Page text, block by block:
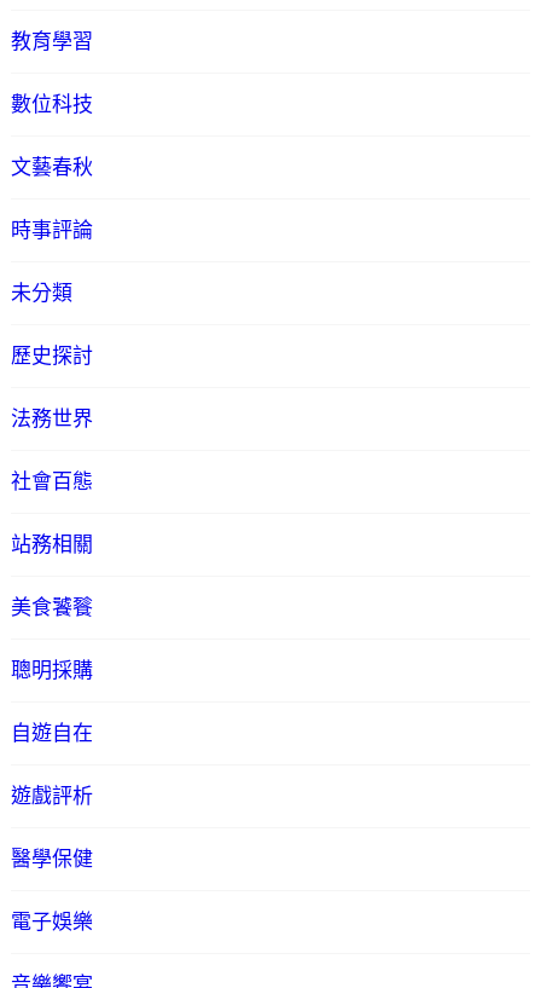
教育學習
數位科技
文藝春秋
時事評論
未分類
歷史探討
法務世界
社會百態
站務相關
美食饕餮
聰明採購
自遊自在
遊戲評析
醫學保健
電子娛樂